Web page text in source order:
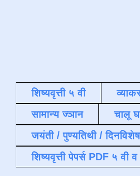
शिष्यवृत्ती ५ वी
सामान्य ज्ञान
चालू
जयंती / पुण्यतिथी / दिनविशेष
शिष्यवृत्ती पेपर्स PDF ५ वी